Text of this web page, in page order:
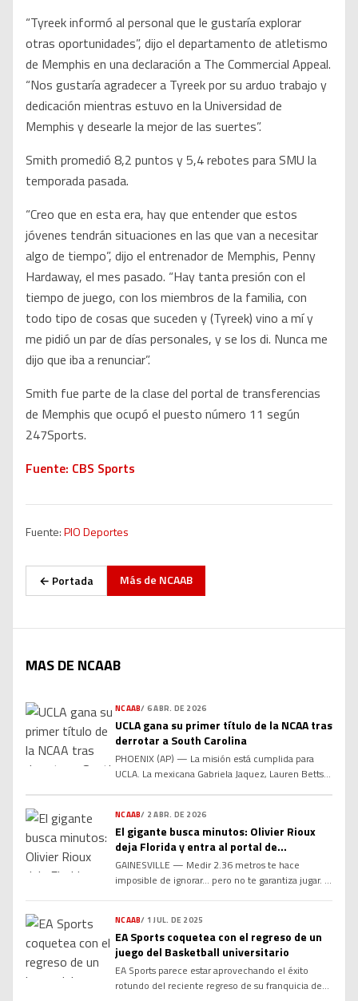
“Tyreek informó al personal que le gustaría explorar
otras oportunidades”, dijo el departamento de atletismo
de Memphis en una declaración a The Commercial Appeal.
“Nos gustaría agradecer a Tyreek por su arduo trabajo y
dedicación mientras estuvo en la Universidad de
Memphis y desearle la mejor de las suertes”.
Smith promedió 8,2 puntos y 5,4 rebotes para SMU la
temporada pasada.
“Creo que en esta era, hay que entender que estos
jóvenes tendrán situaciones en las que van a necesitar
algo de tiempo”, dijo el entrenador de Memphis, Penny
Hardaway, el mes pasado. “Hay tanta presión con el
tiempo de juego, con los miembros de la familia, con
todo tipo de cosas que suceden y (Tyreek) vino a mí y
me pidió un par de días personales, y se los di. Nunca me
dijo que iba a renunciar”.
Smith fue parte de la clase del portal de transferencias
de Memphis que ocupó el puesto número 11 según
247Sports.
Fuente: CBS Sports
Fuente:PIO Deportes
← Portada Más de NCAAB
MAS DE NCAAB
NCAAB/ 6 ABR. DE 2026
UCLA gana su primer título de la NCAA tras
derrotar a South Carolina
PHOENIX (AP) — La misión está cumplida para
UCLA. La mexicana Gabriela Jaquez, Lauren Betts y
femenino de la NCAA en la historia de la escuela,
un objetivo que se fijaron después de perder en
su primera Final Four la temporada […]
NCAAB/ 2 ABR. DE 2026
El gigante busca minutos: Olivier Rioux
deja Florida y entra al portal de
transferencias
GAINESVILLE — Medir 2.36 metros te hace
imposible de ignorar… pero no te garantiza jugar. Y
carrera universitaria. El pívot de los Florida Gators,
reconocido como el baloncestista más alto del
mundo, anunció que entrará al portal de
transferencias de la […]
NCAAB/ 1 JUL. DE 2025
EA Sports coquetea con el regreso de un
juego del Basketball universitario
EA Sports parece estar aprovechando el éxito
rotundo del reciente regreso de su franquicia de